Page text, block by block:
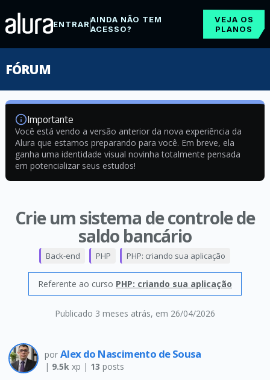
ENTRARAINDA NÃO TEM
ACESSO?
VEJA OS
PLANOS
FÓRUM
Importante
Você está vendo a versão anterior da nova experiência da
Alura que estamos preparando para você. Em breve, ela
ganha uma identidade visual novinha totalmente pensada
em potencializar seus estudos!
Crie um sistema de controle de
saldo bancário
Publicado 3 meses atrás, em 26/04/2026
Back-end PHP PHP: criando sua aplicação
Referente ao curso PHP: criando sua aplicação
por Alex do Nascimento de Sousa
| 9.5kxp | 13 posts